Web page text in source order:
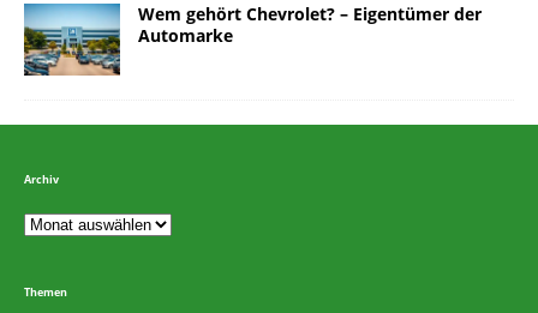
Wem gehört Chevrolet? – Eigentümer der
Automarke
Archiv
Themen